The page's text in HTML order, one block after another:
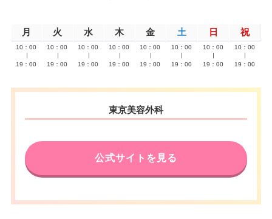
月 火 水 木 金 土 日 祝
10：00
19：00
10：00
19：00
10：00
19：00
10：00
19：00
10：00
19：00
10：00
19：00
10：00
19：00
10：00
19：00
東京美容外科
公式サイトを見る